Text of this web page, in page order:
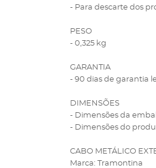
- Para descarte dos
PESO
- 0,325 kg
GARANTIA
- 90 dias de garantia
DIMENSÕES
- Dimensões da
- Dimensões do
CABO METÁLICO
Marca: Tramontina